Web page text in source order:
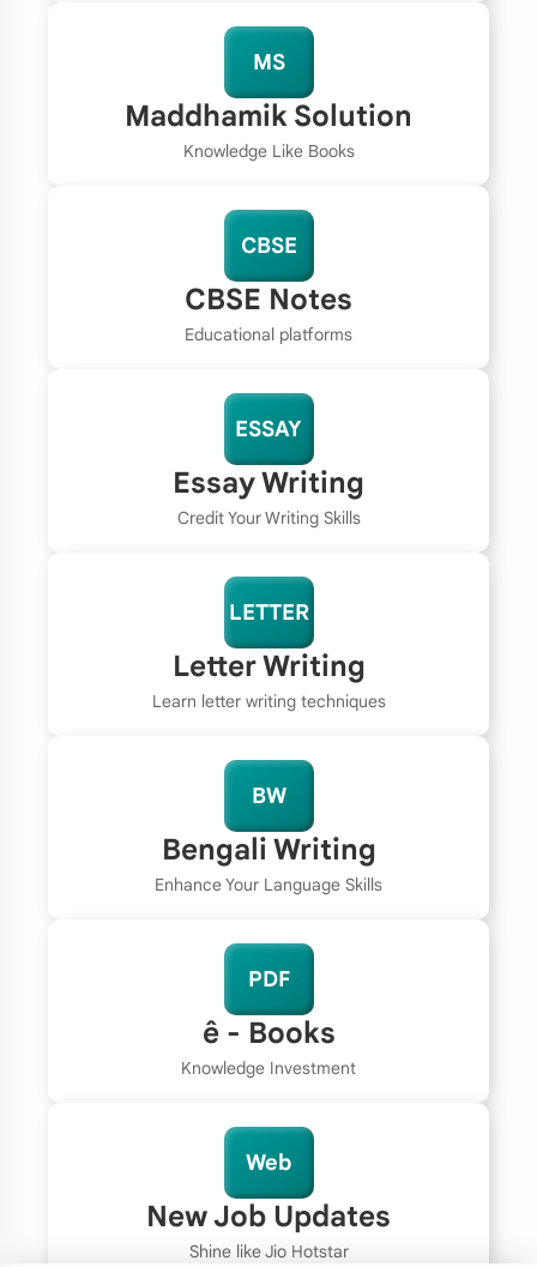
MS
Maddhamik Solution
Knowledge Like Books
CBSE
CBSE Notes
Educational platforms
ESSAY
Essay Writing
Credit Your Writing Skills
LETTER
Letter Writing
Learn letter writing techniques
BW
Bengali Writing
Enhance Your Language Skills
PDF
ê - Books
Knowledge Investment
Web
New Job Updates
Shine like Jio Hotstar